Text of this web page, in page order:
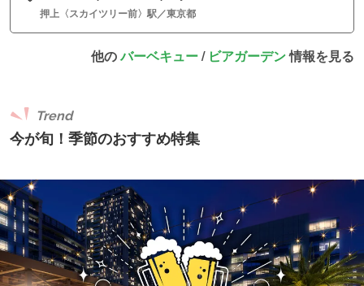
押上〈スカイツリー前〉駅／東京都
他のバーベキュー/ ビアガーデン情報を見る
今が旬！季節のおすすめ特集
Trend